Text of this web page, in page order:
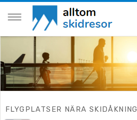
FLYGPLATSER NÄRA SKIDÅKNING